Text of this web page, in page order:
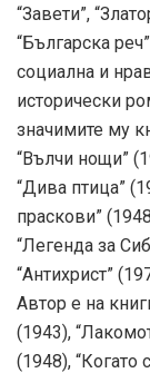
“Завети”,
“Българска
социална и
исторически
значимите му
“Вълчи нощи”
“Дива птица”
праскови”
“Легенда за
“Антихрист”
Автор е на
(1943),
(1948), “Когато